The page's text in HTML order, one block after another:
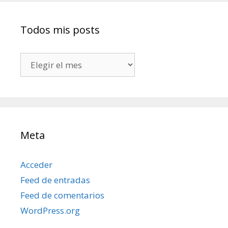
Todos mis posts
mis
Meta
Acceder
Feed de entradas
Feed de comentarios
WordPress.org